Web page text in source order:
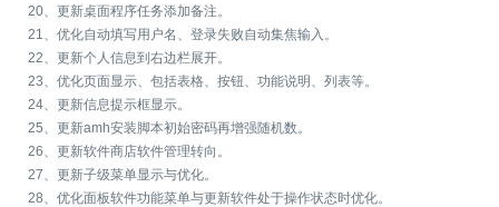
20、更新桌面程序任务添加备注。
21、优化自动填写用户名、登录失败自动集焦输入。
22、更新个人信息到右边栏展开。
23、优化页面显示、包括表格、按钮、功能说明、列表等。
24、更新信息提示框显示。
25、更新amh安装脚本初始密码再增强随机数。
26、更新软件商店软件管理转向。
27、更新子级菜单显示与优化。
28、优化面板软件功能菜单与更新软件处于操作状态时优化。